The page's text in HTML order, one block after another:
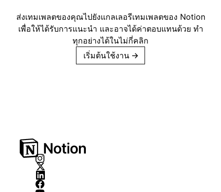
ส่งเทมเพลตของคุณไปยังแกลเลอรีเทมเพลตของ Notion
เพื่อให้ได้รับการแนะนำ และอาจได้ค่าตอบแทนด้วย ทำ
ทุกอย่างได้ในไม่กี่คลิก
เริ่มต้นใช้งาน →